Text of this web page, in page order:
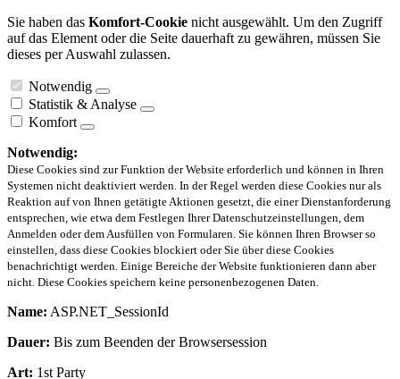
Sie haben das Komfort-Cookie nicht ausgewählt. Um den Zugriff
auf das Element oder die Seite dauerhaft zu gewähren, müssen Sie
dieses per Auswahl zulassen.
Notwendig
Statistik & Analyse
Komfort
Notwendig:
Diese Cookies sind zur Funktion der Website erforderlich und können in Ihren
Systemen nicht deaktiviert werden. In der Regel werden diese Cookies nur als
Reaktion auf von Ihnen getätigte Aktionen gesetzt, die einer Dienstanforderung
entsprechen, wie etwa dem Festlegen Ihrer Datenschutzeinstellungen, dem
Anmelden oder dem Ausfüllen von Formularen. Sie können Ihren Browser so
einstellen, dass diese Cookies blockiert oder Sie über diese Cookies
benachrichtigt werden. Einige Bereiche der Website funktionieren dann aber
nicht. Diese Cookies speichern keine personenbezogenen Daten.
Name: ASP.NET_SessionId
Dauer: Bis zum Beenden der Browsersession
Art: 1st Party